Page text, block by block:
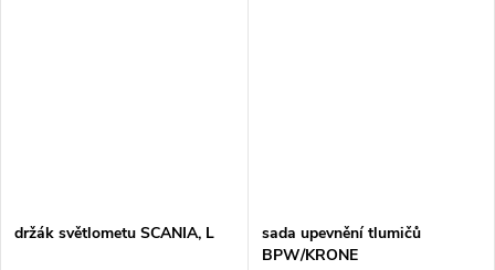
držák světlometu SCANIA, L
sada upevnění tlumičů
BPW/KRONE